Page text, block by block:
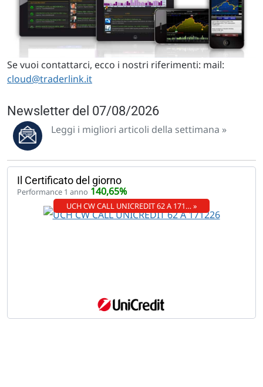
Se vuoi contattarci, ecco i nostri riferimenti: mail:
cloud@traderlink.it
Newsletter del 07/08/2026
Leggi i migliori articoli della settimana »
Il Certificato del giorno
Performance 1 anno 140,65%
UCH CW CALL UNICREDIT 62 A 171… »